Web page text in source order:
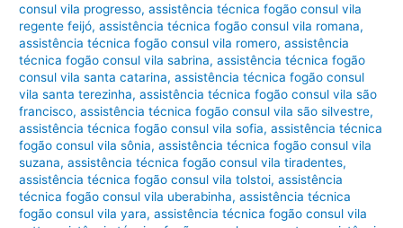
consul vila progresso,assistência técnica fogão consul vila
regente feijó,assistência técnica fogão consul vila romana,
assistência técnica fogão consul vila romero,assistência
técnica fogão consul vila sabrina,assistência técnica fogão
consul vila santa catarina,assistência técnica fogão consul
vila santa terezinha,assistência técnica fogão consul vila são
francisco,assistência técnica fogão consul vila são silvestre,
assistência técnica fogão consul vila sofia,assistência técnica
fogão consul vila sônia,assistência técnica fogão consul vila
suzana,assistência técnica fogão consul vila tiradentes,
assistência técnica fogão consul vila tolstoi,assistência
técnica fogão consul vila uberabinha,assistência técnica
fogão consul vila yara,assistência técnica fogão consul vila